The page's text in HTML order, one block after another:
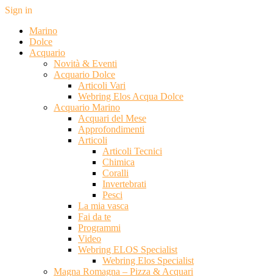
Sign in
Marino
Dolce
Acquario
Novità & Eventi
Acquario Dolce
Articoli Vari
Webring Elos Acqua Dolce
Acquario Marino
Acquari del Mese
Approfondimenti
Articoli
Articoli Tecnici
Chimica
Coralli
Invertebrati
Pesci
La mia vasca
Fai da te
Programmi
Video
Webring ELOS Specialist
Webring Elos Specialist
Magna Romagna – Pizza & Acquari